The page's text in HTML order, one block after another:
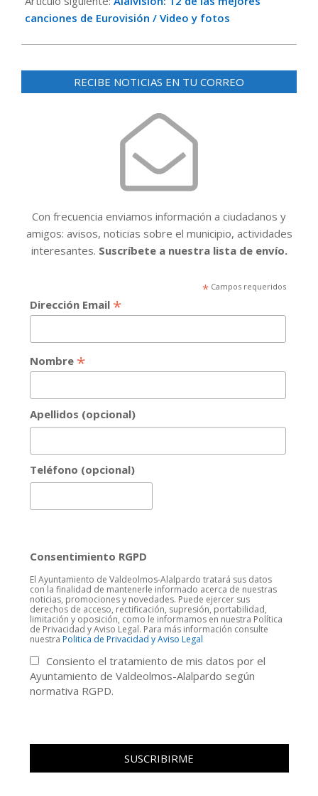
canciones de Eurovisión / Video y fotos
RECIBE NOTICIAS EN TU CORREO
Con frecuencia enviamos información a ciudadanos y
amigos: avisos, noticias sobre el municipio, actividades
interesantes. Suscríbete a nuestra lista de envío.
*Campos requeridos
Dirección Email *
Nombre *
Apellidos (opcional)
Teléfono (opcional)
Consentimiento RGPD
El Ayuntamiento de Valdeolmos-Alalpardo tratará sus datos
con la finalidad de mantenerle informado acerca de nuestras
noticias, promociones y novedades. Puede ejercer sus
derechos de acceso, rectificación, supresión, portabilidad,
limitación y oposición, como le informamos en nuestra Política
de Privacidad y Aviso Legal. Para más información consulte
nuestra Politica de Privacidad y Aviso Legal
Consiento el tratamiento de mis datos por el
Ayuntamiento de Valdeolmos-Alalpardo según
normativa RGPD.